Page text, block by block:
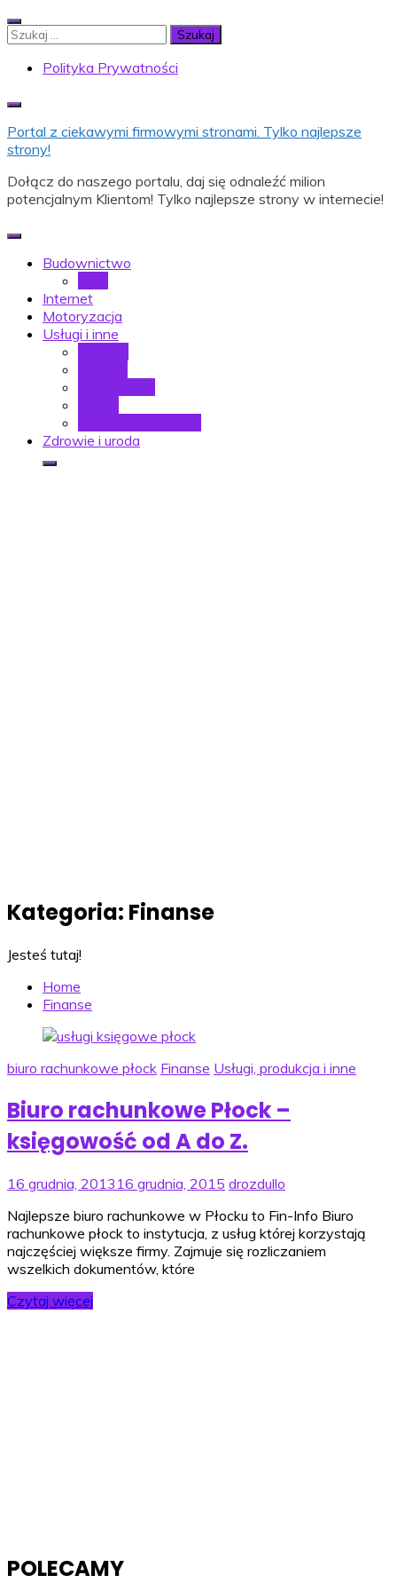
Skip
to
Szukaj:
Polityka Prywatności
Portal z ciekawymi firmowymi stronami. Tylko najlepsze
strony!
Dołącz do naszego portalu, daj się odnaleźć milion
potencjalnym Klientom! Tylko najlepsze strony w internecie!
Budownictwo
Internet
Motoryzacja
Usługi i inne
Zdrowie i uroda
Kategoria: Finanse
Jesteś tutaj!
Home
Finanse
biuro rachunkowe płock Finanse Usługi, produkcja i inne
Biuro rachunkowe Płock –
księgowość od A do Z.
16 grudnia, 2013 16 grudnia, 2015 drozdullo
Najlepsze biuro rachunkowe w Płocku to Fin-Info Biuro
rachunkowe płock to instytucja, z usług której korzystają
najczęściej większe firmy. Zajmuje się rozliczaniem
wszelkich dokumentów, które
Czytaj więcej
POLECAMY